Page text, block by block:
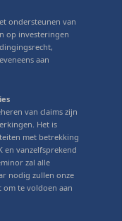
ondersteunen van
op investeringen
aan
van claims zijn
Het is
met betrekking
en vanzelfsprekend
zal alle
nodig zullen onze
te voldoen aan